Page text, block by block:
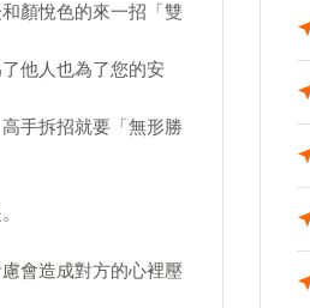
顏悅色的來一招「雙
他人也為了您的安
手拆招就要「無形勝
會造成對方的心裡壓